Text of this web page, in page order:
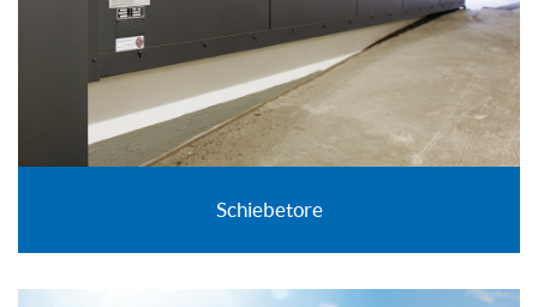
Schiebetore